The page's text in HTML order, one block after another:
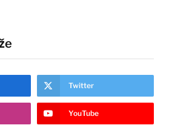
Twitter
YouTube